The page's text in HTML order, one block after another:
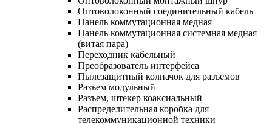
Оптоволоконный соединительный кабель
Панель коммутационная медная
Панель коммутационная системная медная
(витая пара)
Переходник кабельный
Преобразователь интерфейса
Пылезащитный колпачок для разъемов
Разъем модульный
Разъем, штекер коаксиальный
Распределительная коробка для
телекоммуникационной техники